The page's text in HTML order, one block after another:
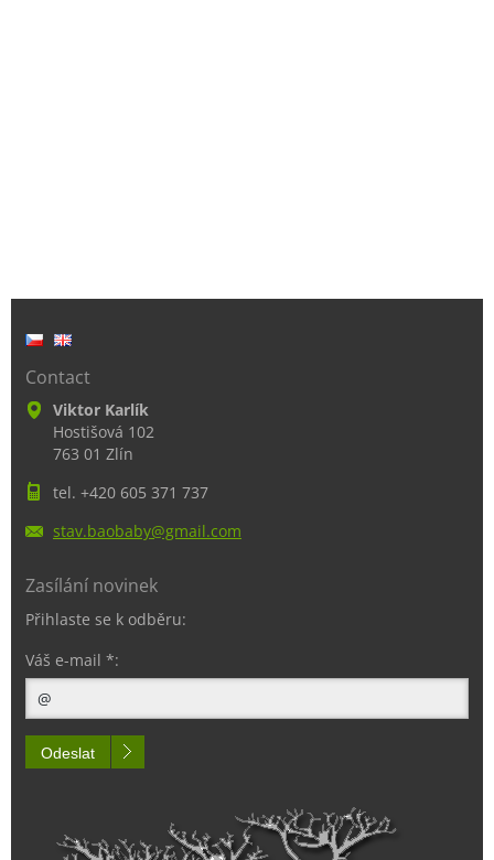
Contact
Viktor Karlík
Hostišová 102
763 01 Zlín
tel. +420 605 371 737
stav.baobaby@gmail.com
Zasílání novinek
Přihlaste se k odběru:
Váš e-mail *:
Odeslat